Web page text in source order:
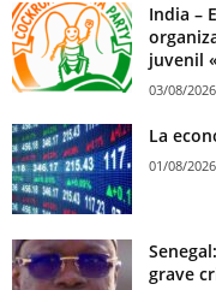
India –
juvenil
03/08/2026
La
01/08/2026
grave